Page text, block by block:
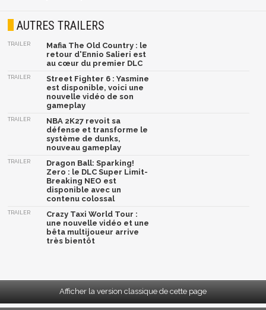
AUTRES TRAILERS
TRAILER
Mafia The Old Country : le
retour d'Ennio Salieri est
au cœur du premier DLC
TRAILER
Street Fighter 6 : Yasmine
est disponible, voici une
nouvelle vidéo de son
gameplay
TRAILER
NBA 2K27 revoit sa
défense et transforme le
système de dunks,
nouveau gameplay
TRAILER
Dragon Ball: Sparking!
Zero : le DLC Super Limit-
Breaking NEO est
disponible avec un
contenu colossal
TRAILER
Crazy Taxi World Tour :
une nouvelle vidéo et une
bêta multijoueur arrive
très bientôt
Afficher la version classique de cette page